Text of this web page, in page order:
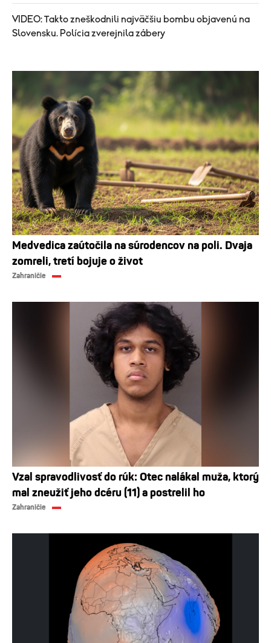
VIDEO: Takto zneškodnili najväčšiu bombu objavenú na
Slovensku. Polícia zverejnila zábery
Medvedica zaútočila na súrodencov na poli. Dvaja
zomreli, tretí bojuje o život
Zahraničie
Vzal spravodlivosť do rúk: Otec nalákal muža, ktorý
mal zneužiť jeho dcéru (11) a postrelil ho
Zahraničie